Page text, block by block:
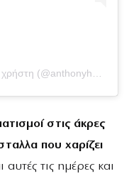
στις άκρες
που χαρίζει
αυτές τις ημέρες και